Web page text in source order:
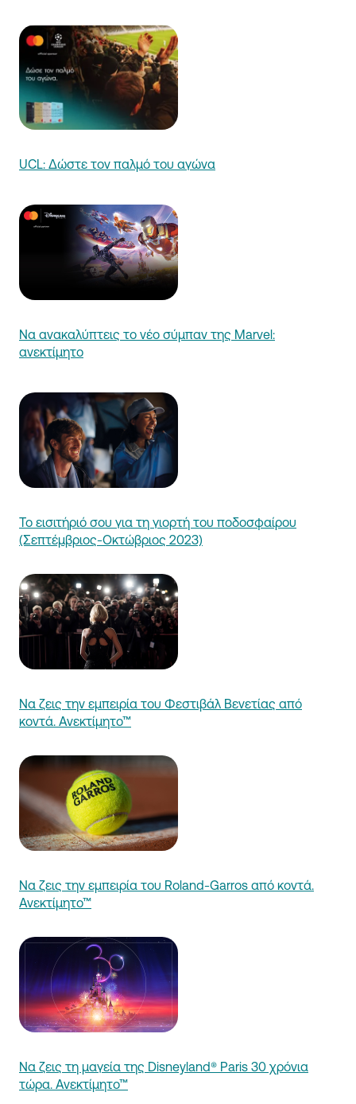
UCL: Δώστε τον παλμό του αγώνα
Να ανακαλύπτεις το νέο σύμπαν της Marvel:
ανεκτίμητο
Το εισιτήριό σου για τη γιορτή του ποδοσφαίρου
(Σεπτέμβριος-Οκτώβριος 2023)
Να ζεις την εμπειρία του Φεστιβάλ Βενετίας από
κοντά. Ανεκτίμητο™
Να ζεις την εμπειρία του Roland-Garros από κοντά.
Ανεκτίμητο™
Να ζεις τη μαγεία της Disneyland® Paris 30 χρόνια
τώρα. Ανεκτίμητο™